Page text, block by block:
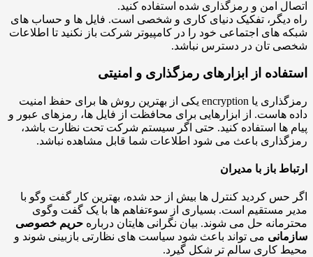
امن و رمزگذاری شده استفاده کنید.
دیگر، تفکیک دنیای کاری و شخصی است. فایل ها و حساب های
های اجتماعی خود را در کامپیوتر شرکت باز نکنید تا اطلاعات
تان در دسترس نباشد.
از ابزارهای رمزگذاری و امنیتی
رمزگذاری یا encryption یکی از بهترین روش ها برای حفظ امنیت
هاست. از ابزارهایی برای محافظت از فایل ها، رمزهای عبور و
ها استفاده کنید. حتی اگر سیستم شرکت تحت نظارت باشد،
باعث می شود اطلاعات شما قابل مشاهده نباشد.
باز با مدیران
حس کردید کنترل ها بیش از حد شده، بهترین کار گفت وگو با
مستقیم است. بسیاری از سوءتفاهم ها با یک گفت وگوی
حل می شوند. بیان نگرانی هایتان درباره حریم خصوصی
می تواند باعث شود سیاست های نظارتی بازبینی شوند و
کاری سالم تر شکل گیرد.